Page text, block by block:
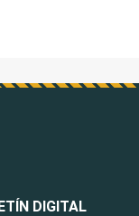
DIGITAL